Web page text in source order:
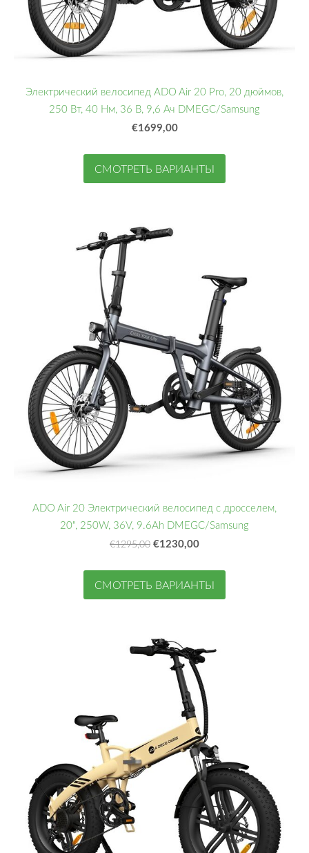
Электрический велосипед ADO Air 20 Pro, 20 дюймов,
250 Вт, 40 Нм, 36 В, 9,6 Ач DMEGC/Samsung
€1699,00
СМОТРЕТЬ ВАРИАНТЫ
ADO Air 20 Электрический велосипед с дросселем,
20", 250W, 36V, 9.6Ah DMEGC/Samsung
€1295,00 €1230,00
СМОТРЕТЬ ВАРИАНТЫ